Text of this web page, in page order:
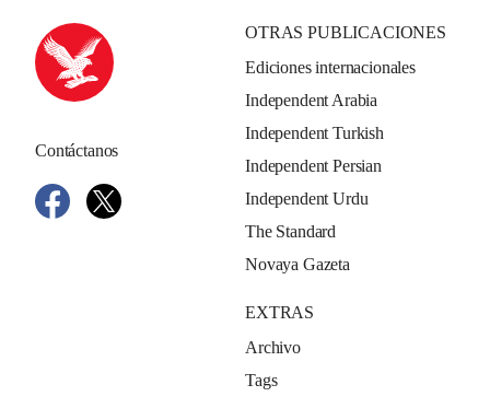
Contáctanos
OTRAS PUBLICACIONES
Ediciones internacionales
Independent Arabia
Independent Turkish
Independent Persian
Independent Urdu
The Standard
Novaya Gazeta
EXTRAS
Archivo
Tags